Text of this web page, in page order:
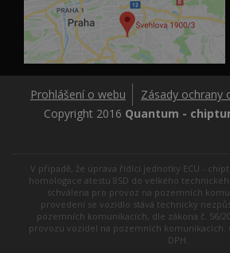
Prohlášení o webu
Zásady ochrany
Copyright 2016 Quantum -
V případě, že úprava řídící jednotky ECU -
homologace atestu 8SD do velkého
schválena pro provoz na pozemních
provedení se vozidlo stává technicky
pozemních komunikacích, dle zákona č. 56/
provozu vozidel na pozemních komunikacích.
DPH.